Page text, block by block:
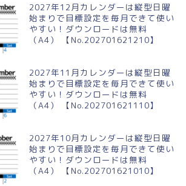
2027年12月カレンダーは縦型日曜
始まりで目標設定を毎月できて使い
やすい！ダウンロードは無料
（A4） 【No.202701621210】
2027年11月カレンダーは縦型日曜
始まりで目標設定を毎月できて使い
やすい！ダウンロードは無料
（A4） 【No.202701621110】
2027年10月カレンダーは縦型日曜
始まりで目標設定を毎月できて使い
やすい！ダウンロードは無料
（A4） 【No.202701621010】